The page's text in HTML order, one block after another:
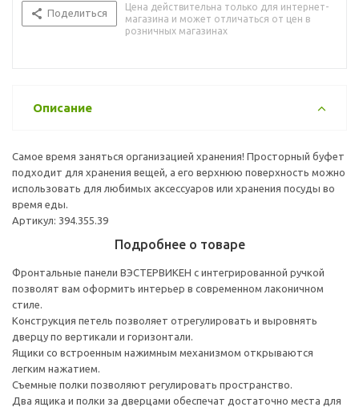
Поделиться
Цена действительна только для интернет-
магазина и может отличаться от цен в
розничных магазинах
Описание
Самое время заняться организацией хранения! Просторный буфет
подходит для хранения вещей, а его верхнюю поверхность можно
использовать для любимых аксессуаров или хранения посуды во
время еды.
Артикул: 394.355.39
Подробнее о товаре
Фронтальные панели ВЭСТЕРВИКЕН с интегрированной ручкой
позволят вам оформить интерьер в современном лаконичном
стиле.
Конструкция петель позволяет отрегулировать и выровнять
дверцу по вертикали и горизонтали.
Ящики со встроенным нажимным механизмом открываются
легким нажатием.
Съемные полки позволяют регулировать пространство.
Два ящика и полки за дверцами обеспечат достаточно места для